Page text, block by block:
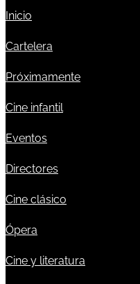
Inicio
Cartelera
Próximamente
Cine infantil
Eventos
Directores
Cine clásico
Ópera
Cine y literatura